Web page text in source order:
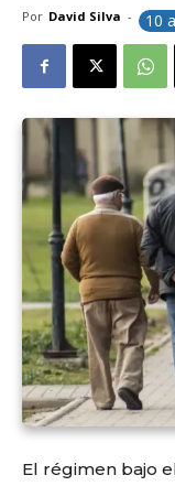
Por David Silva - 10
El régimen bajo